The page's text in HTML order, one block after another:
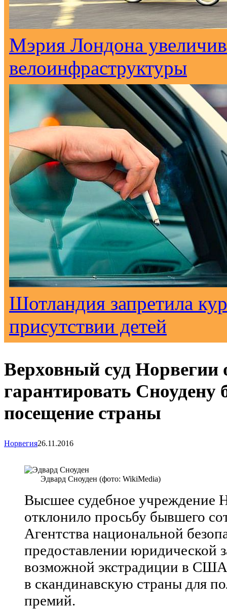
Мэрия Лондона
велоинфраструктуры
Шотландия запретила
присутствии детей
Верховный суд Норвегии
гарантировать Сноудену
посещение страны
Норвегия26.11.2016
Эдвард Сноуден (фото: WikiMedia)
Высшее судебное учреждение
отклонило просьбу бывшего
Агентства национальной
предоставлении юридической
возможной экстрадиции в
в скандинавскую страны для
премий.